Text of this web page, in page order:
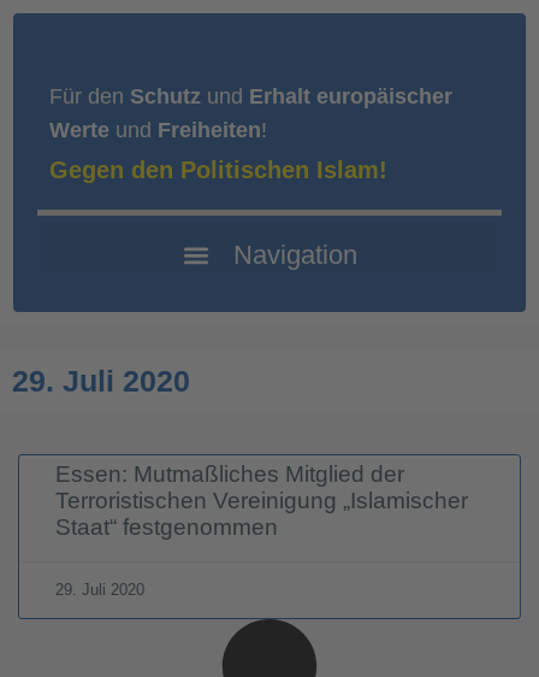
Für den Schutz und Erhalt europäischer
Werte und Freiheiten!
Gegen den Politischen Islam!
29. Juli 2020
Essen: Mutmaßliches Mitglied der
Terroristischen Vereinigung „Islamischer
Staat“ festgenommen
29. Juli 2020